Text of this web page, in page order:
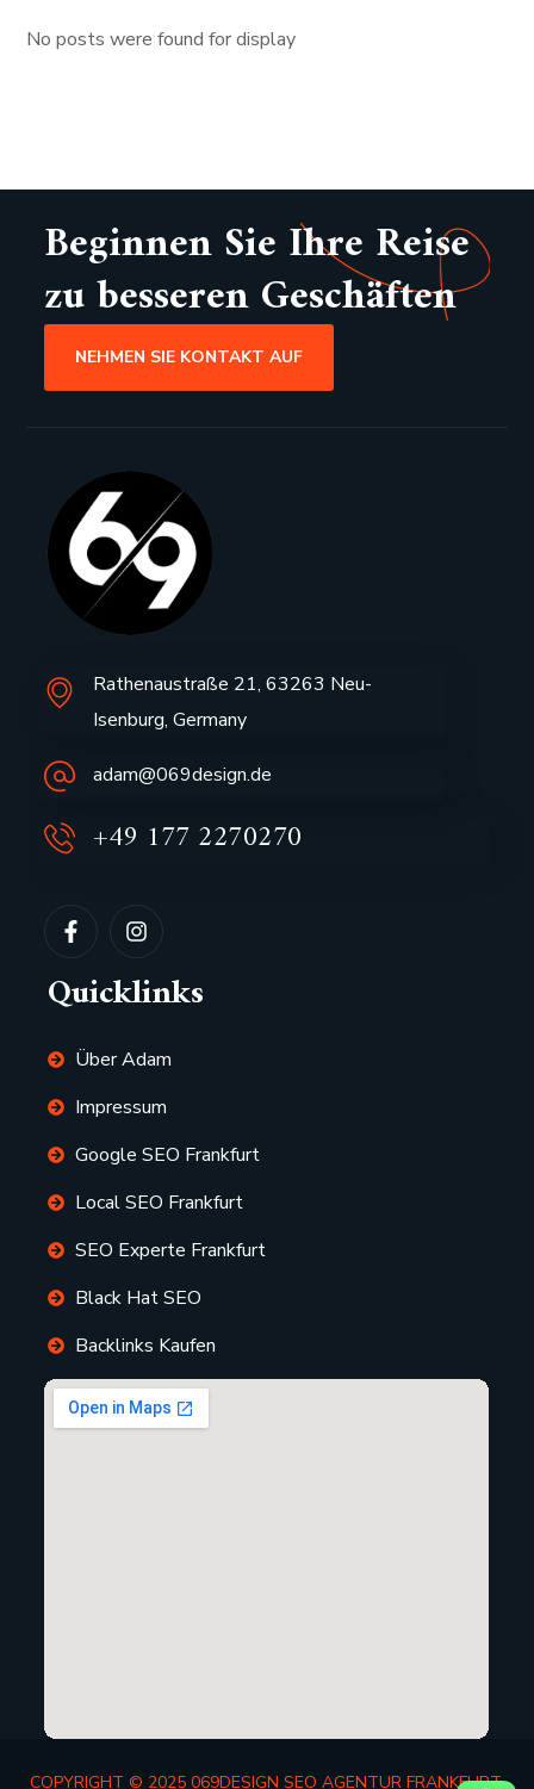
No posts were found for display
Beginnen Sie Ihre Reise
zu besseren Geschäften
NEHMEN SIE KONTAKT AUF
Rathenaustraße 21, 63263 Neu-
Isenburg, Germany
adam@069design.de
+49 177 2270270
Quicklinks
Über Adam
Impressum
Google SEO Frankfurt
Local SEO Frankfurt
SEO Experte Frankfurt
Black Hat SEO
Backlinks Kaufen
COPYRIGHT © 2025 069DESIGN SEO AGENTUR FRANKFURT.